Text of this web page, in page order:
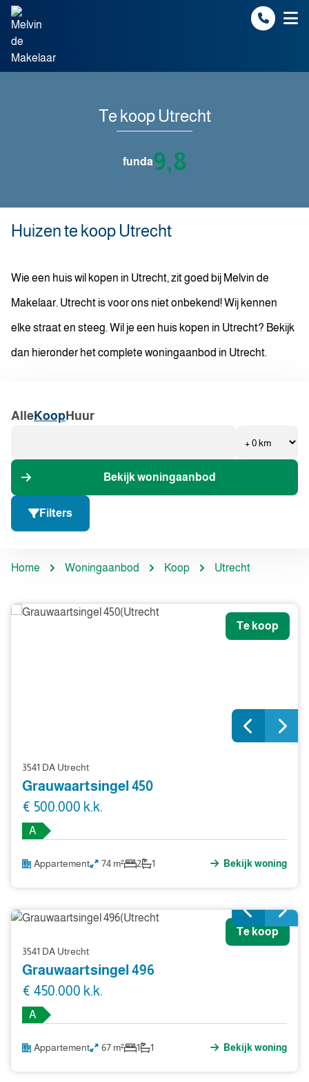
Spring naar inhoud
Te koop Utrecht
funda9,8
Huizen te koop Utrecht
Wie een huis wil kopen in Utrecht, zit goed bij Melvin de
Makelaar. Utrecht is voor ons niet onbekend! Wij kennen
elke straat en steeg. Wil je een huis kopen in Utrecht? Bekijk
dan hieronder het complete woningaanbod in Utrecht.
Alle Koop Huur
Bekijk woningaanbod
Filters
Home Woningaanbod Koop Utrecht
Te koop
3541 DA Utrecht
Grauwaartsingel 450
€ 500.000 k.k.
A
Appartement 74 m² 2 1 Bekijk woning
Te koop
3541 DA Utrecht
Grauwaartsingel 496
€ 450.000 k.k.
A
Appartement 67 m² 1 1 Bekijk woning